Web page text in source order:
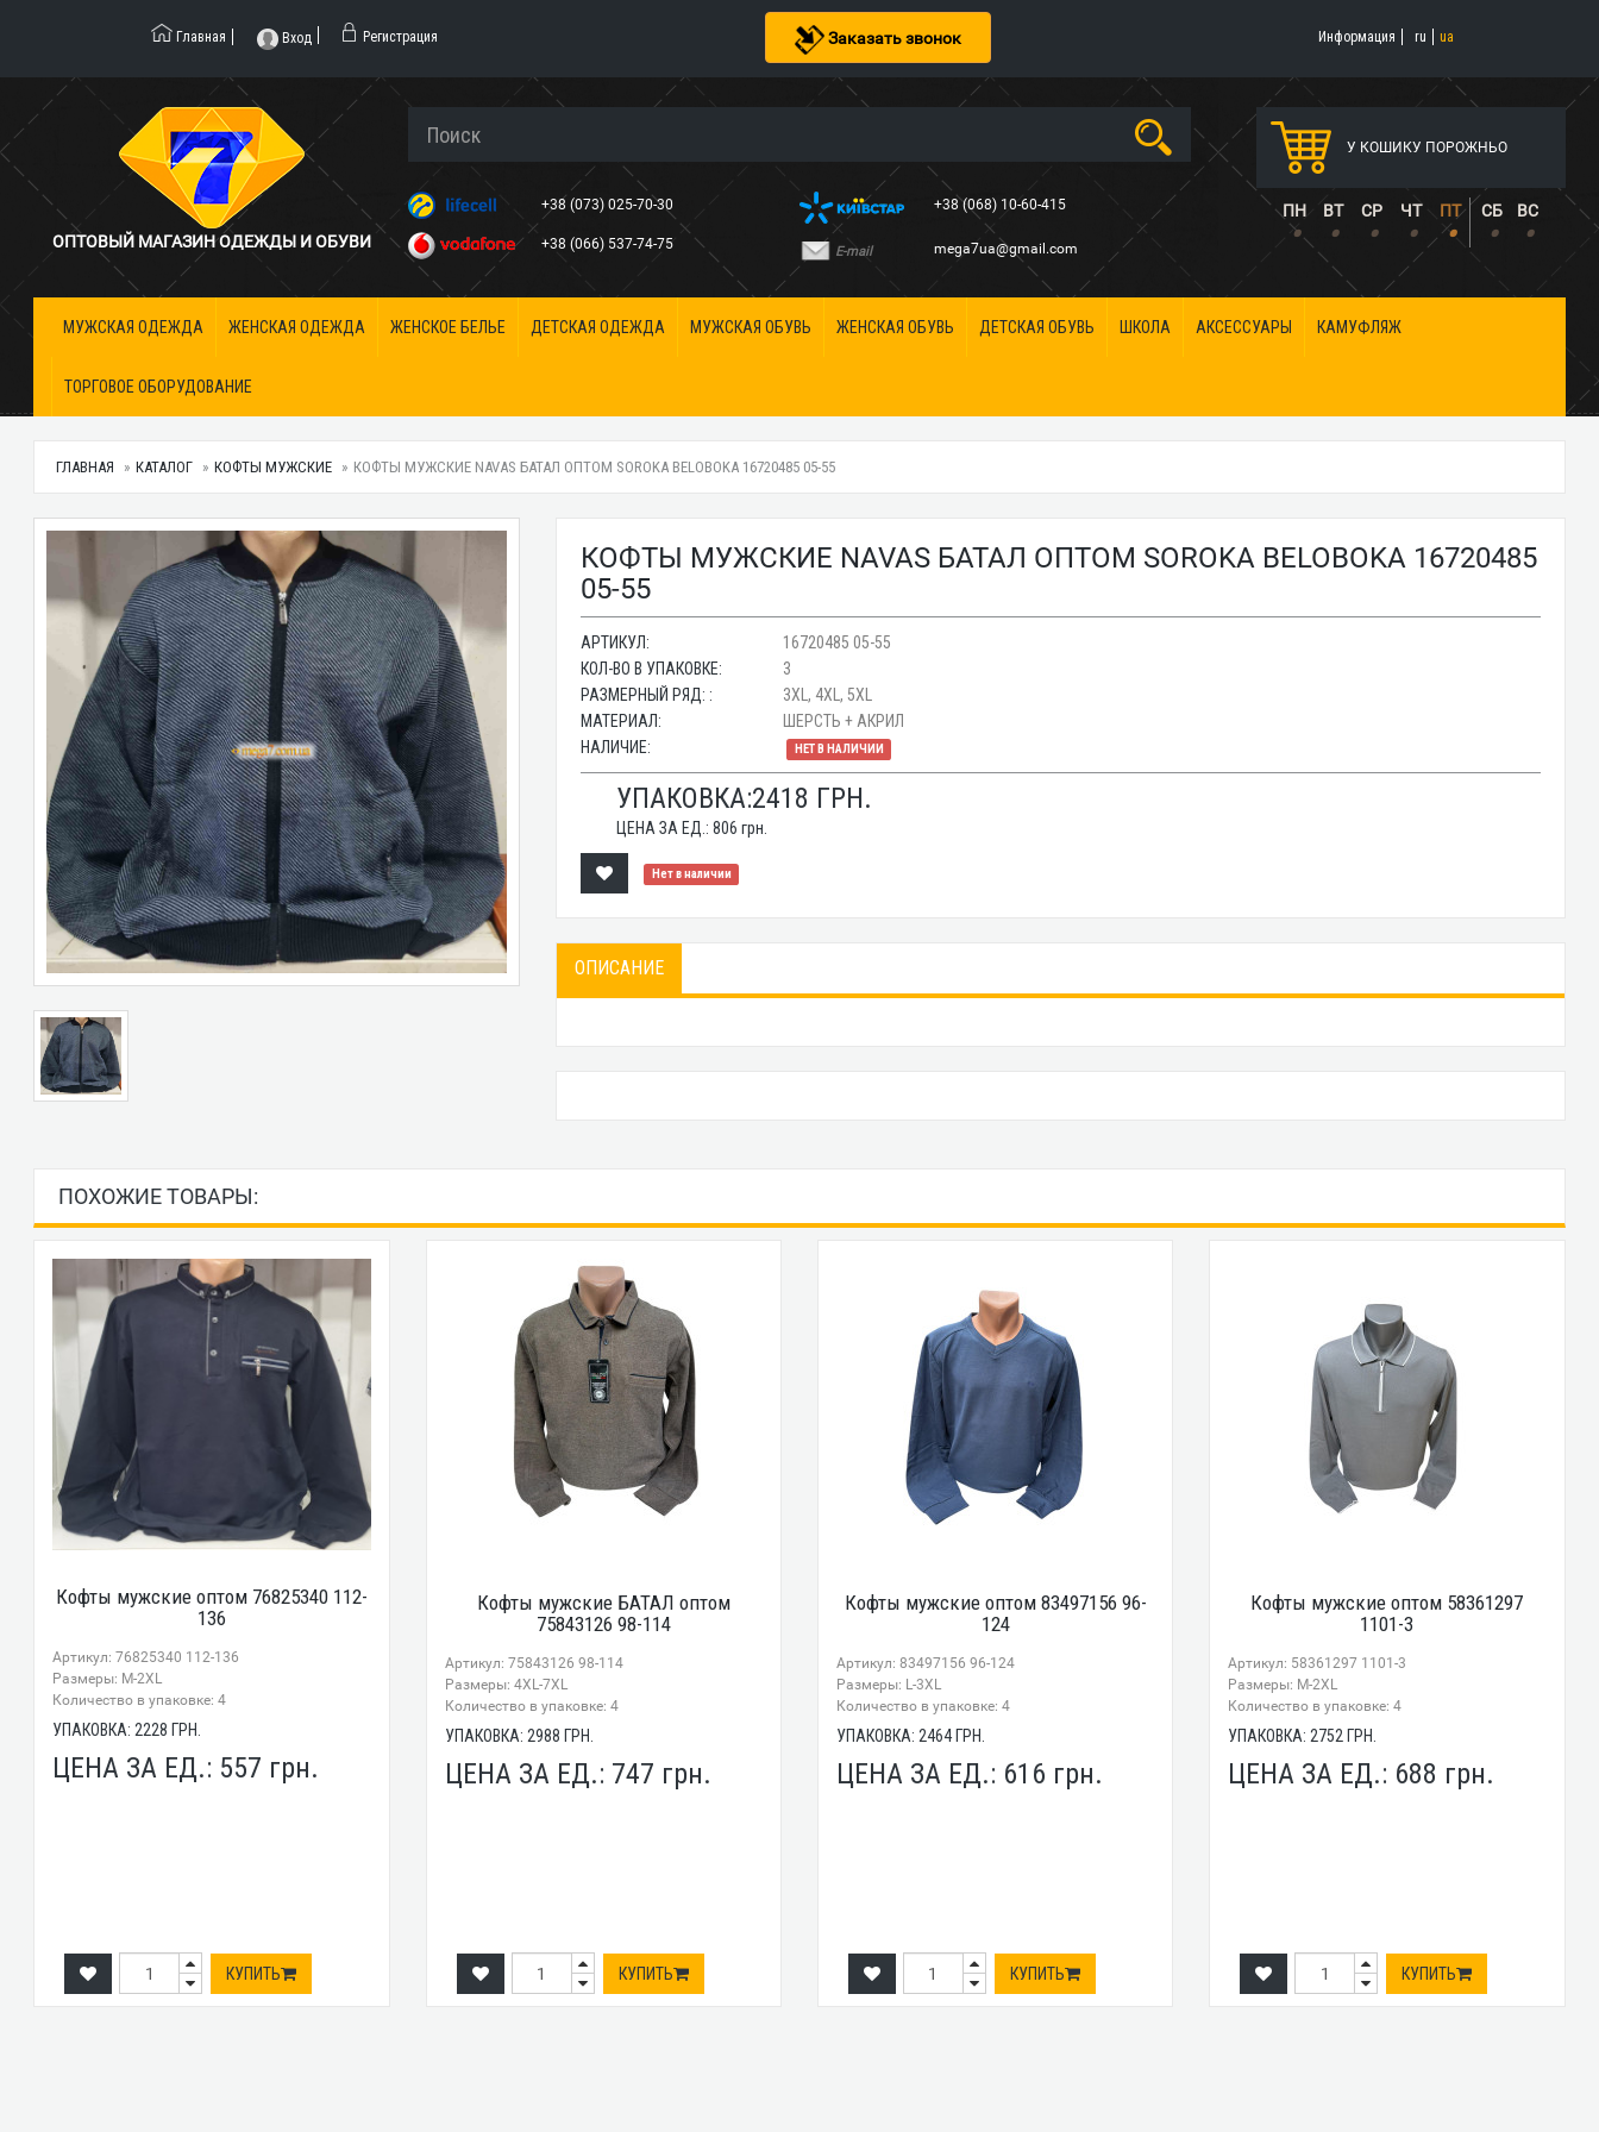
Заказать звонок
Главная Вход Регистрация Информация ru ua
ОПТОВЫЙ МАГАЗИН ОДЕЖДЫ И ОБУВИ
+38 (073) 025-70-30
+38 (066) 537-74-75
+38 (068) 10-60-415
E-mail mega7ua@gmail.com
У КОШИКУ ПОРОЖНЬО
ПН ВТ СР ЧТ ПТ СБ ВС
• • • • • • •
МУЖСКАЯ ОДЕЖДА ЖЕНСКАЯ ОДЕЖДА ЖЕНСКОЕ БЕЛЬЕ ДЕТСКАЯ ОДЕЖДА МУЖСКАЯ ОБУВЬ ЖЕНСКАЯ ОБУВЬ ДЕТСКАЯ ОБУВЬ ШКОЛА АКСЕССУАРЫ КАМУФЛЯЖ
ТОРГОВОЕ ОБОРУДОВАНИЕ
ГЛАВНАЯ КАТАЛОГ КОФТЫ МУЖСКИЕ КОФТЫ МУЖСКИЕ NAVAS БАТАЛ ОПТОМ SOROKA BELOBOKA 16720485 05-55
КОФТЫ МУЖСКИЕ NAVAS БАТАЛ ОПТОМ SOROKA BELOBOKA 16720485
05-55
АРТИКУЛ:
16720485 05-55
КОЛ-ВО В УПАКОВКЕ:
3
РАЗМЕРНЫЙ РЯД: :
3XL, 4XL, 5XL
МАТЕРИАЛ:
ШЕРСТЬ + АКРИЛ
НАЛИЧИЕ:
НЕТ В НАЛИЧИИ
УПАКОВКА:2418 ГРН.
ЦЕНА ЗА ЕД.:806 грн.
Нет в наличии
ОПИСАНИЕ
ПОХОЖИЕ ТОВАРЫ:
Кофты мужские оптом 76825340 112-
136
Артикул: 76825340 112-136
Размеры: М-2XL
Количество в упаковке: 4
УПАКОВКА: 2228 ГРН.
ЦЕНА ЗА ЕД.: 557 грн.
КУПИТЬ
Кофты мужские БАТАЛ оптом
75843126 98-114
Артикул: 75843126 98-114
Размеры: 4XL-7XL
Количество в упаковке: 4
УПАКОВКА: 2988 ГРН.
ЦЕНА ЗА ЕД.: 747 грн.
КУПИТЬ
Кофты мужские оптом 83497156 96-
124
Артикул: 83497156 96-124
Размеры: L-3XL
Количество в упаковке: 4
УПАКОВКА: 2464 ГРН.
ЦЕНА ЗА ЕД.: 616 грн.
КУПИТЬ
Кофты мужские оптом 58361297
1101-3
Артикул: 58361297 1101-3
Размеры: М-2XL
Количество в упаковке: 4
УПАКОВКА:2752 ГРН.
ЦЕНА ЗА ЕД.: 688 грн.
КУПИТЬ